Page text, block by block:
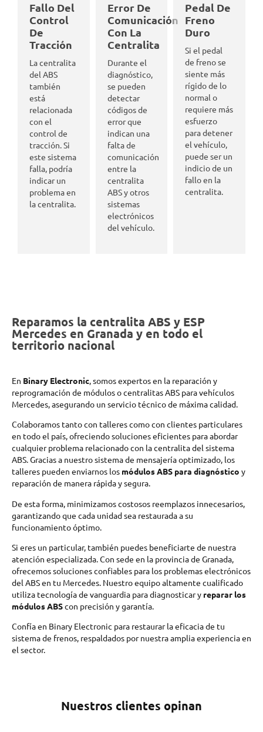
Fallo Del
Control
De
Tracción
La centralita
del ABS
también
está
relacionada
con el
control de
tracción. Si
este sistema
falla, podría
indicar un
problema en
la centralita.
Error De
Comunicación
Con La
Centralita
Durante el
diagnóstico,
se pueden
detectar
códigos de
error que
indican una
falta de
comunicación
entre la
centralita
ABS y otros
sistemas
electrónicos
del vehículo.
Pedal De
Freno
Duro
Si el pedal
de freno se
siente más
rígido de lo
normal o
requiere más
esfuerzo
para detener
el vehículo,
puede ser un
indicio de un
fallo en la
centralita.
Reparamos la centralita ABS y ESP
Mercedes en Granada y en todo el
territorio nacional
En Binary Electronic, somos expertos en la reparación y
reprogramación de módulos o centralitas ABS para vehículos
Mercedes, asegurando un servicio técnico de máxima calidad.
Colaboramos tanto con talleres como con clientes particulares
en todo el país, ofreciendo soluciones eficientes para abordar
cualquier problema relacionado con la centralita del sistema
ABS. Gracias a nuestro sistema de mensajería optimizado, los
talleres pueden enviarnos los módulos ABS para diagnóstico y
reparación de manera rápida y segura.
De esta forma, minimizamos costosos reemplazos innecesarios,
garantizando que cada unidad sea restaurada a su
funcionamiento óptimo.
Si eres un particular, también puedes beneficiarte de nuestra
atención especializada. Con sede en la provincia de Granada,
ofrecemos soluciones confiables para los problemas electrónicos
del ABS en tu Mercedes. Nuestro equipo altamente cualificado
utiliza tecnología de vanguardia para diagnosticar y reparar los
módulos ABScon precisión y garantía.
Confía en Binary Electronic para restaurar la eficacia de tu
sistema de frenos, respaldados por nuestra amplia experiencia en
el sector.
Nuestros clientes opinan